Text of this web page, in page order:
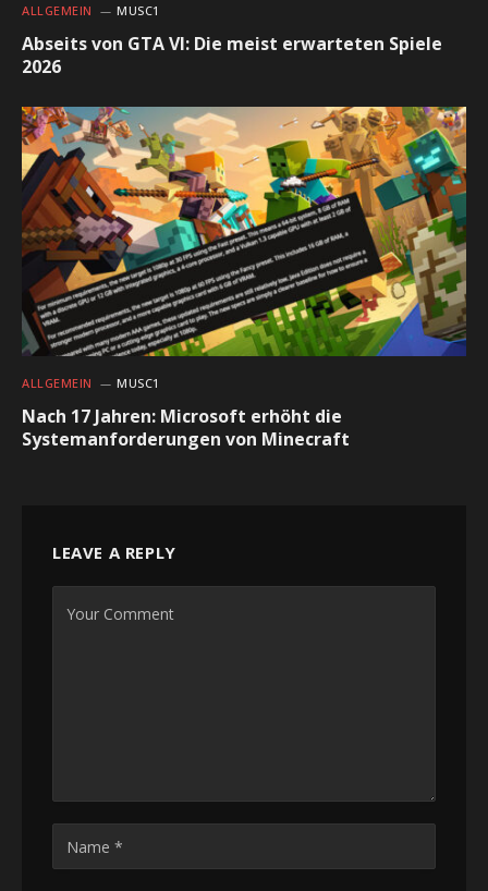
ALLGEMEIN MUSC1
Abseits von GTA VI: Die meist erwarteten Spiele
2026
ALLGEMEIN MUSC1
Nach 17 Jahren: Microsoft erhöht die
Systemanforderungen von Minecraft
LEAVE A REPLY